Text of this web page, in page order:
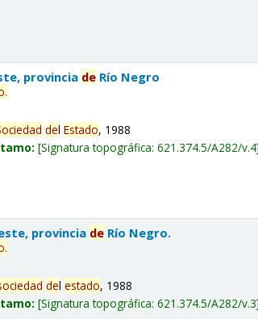
provincia de Río Negro
.
delEstado, 1988
Signatura topográfica:621.374.5/A282/v.4
provincia de Río Negro.
.
delestado, 1988
Signatura topográfica:621.374.5/A282/v.3